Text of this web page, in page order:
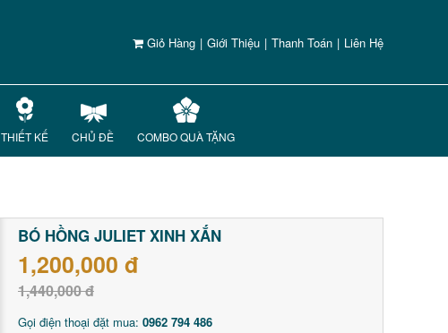
Giỏ Hàng | Giới Thiệu | Thanh Toán | Liên Hệ
THIẾT KẾ CHỦ ĐỀ COMBO QUÀ TẶNG
BÓ HỒNG JULIET XINH XẮN
1,200,000 đ
1,440,000 đ
Gọi điện thoại đặt mua: 0962 794 486